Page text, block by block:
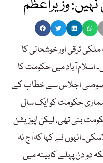
وزیراعظم
ترقی اور خوشحالی کا
آباد میں حکومت کا
خصوصی اجلاس سے خطاب کے
ہماری حکومت کو ایک سال
بنی تھی، لیکن اپوزیشن
انہوں نے کہا کہ آج نہ
دن پہلے کابینہ میں